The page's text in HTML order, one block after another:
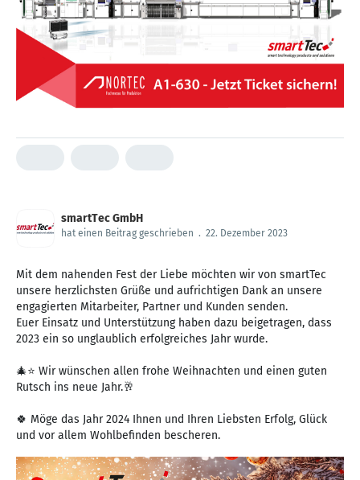
smartTec GmbH
hat einen Beitrag geschrieben . 22. Dezember 2023
Mit dem nahenden Fest der Liebe möchten wir von smartTec
unsere herzlichsten Grüße und aufrichtigen Dank an unsere
engagierten Mitarbeiter, Partner und Kunden senden.
Euer Einsatz und Unterstützung haben dazu beigetragen, dass
2023 ein so unglaublich erfolgreiches Jahr wurde.
🎄⭐ Wir wünschen allen frohe Weihnachten und einen guten
Rutsch ins neue Jahr.🥂
🍀 Möge das Jahr 2024 Ihnen und Ihren Liebsten Erfolg, Glück
und vor allem Wohlbefinden bescheren.